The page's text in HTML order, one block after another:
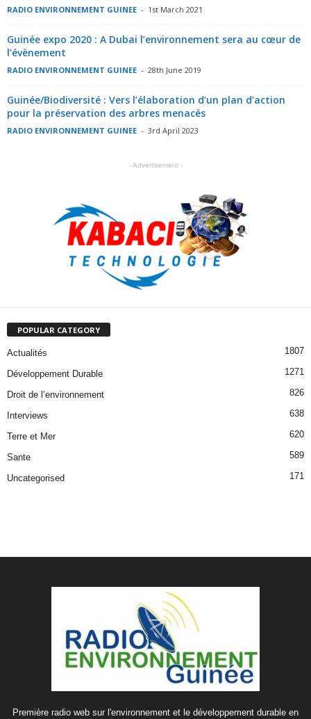
RADIO ENVIRONNEMENT GUINEE - 1st March 2021
Guinée expo 2020 : A Dubai l’environnement sera au cœur de
l’évènement
RADIO ENVIRONNEMENT GUINEE - 28th June 2019
Guinée/Biodiversité : Vers l’élaboration d’un plan d’action
pour la préservation des arbres menacés
RADIO ENVIRONNEMENT GUINEE - 3rd April 2023
- Advertisement -
POPULAR CATEGORY
Actualités 1807
Développement Durable 1271
Droit de l’environnement 826
Interviews 638
Terre et Mer 620
Sante 589
Uncategorised 171
Première radio web sur l'environnement et le développement durable en